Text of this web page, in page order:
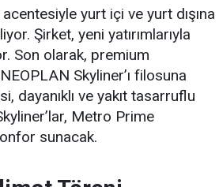
yurt içi ve yurt dışına
Şirket, yeni yatırımlarıyla
Son olarak, premium
Skyliner’ı filosuna
dayanıklı ve yakıt tasarruflu
Metro Prime
sunacak.